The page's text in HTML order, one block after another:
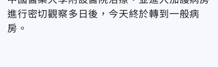
進行密切觀察多日後，今天終於轉到一般病
房。